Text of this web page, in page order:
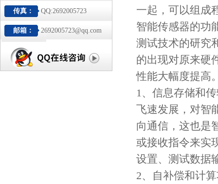
传真： QQ:2692005723
邮箱： 2692005723@qq.com
一起，可以组成
智能传感器的功
测试技术的研究
的出现对原来硬
性能大幅度提高
1、信息存储和
飞速发展，对智
向通信，这也是
或接收指令来实
设置、测试数据
2、自补偿和计